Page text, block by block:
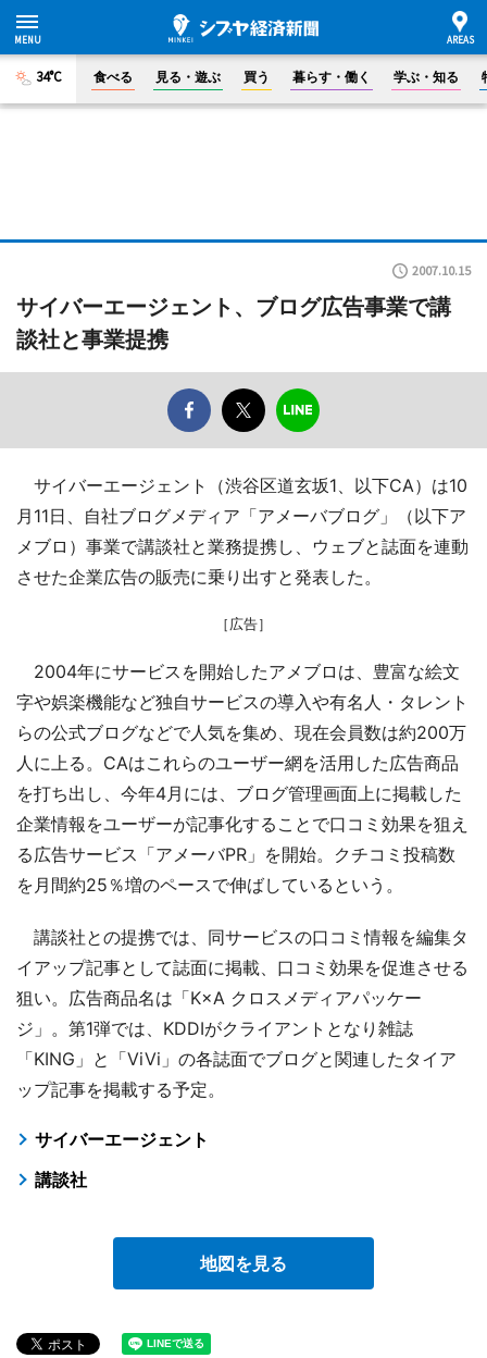
34°C 食べる 見る・遊ぶ 買う 暮らす・働く 学ぶ・知る
2007.10.15
サイバーエージェント、ブログ広告事業で講
談社と事業提携
サイバーエージェント（渋谷区道玄坂1、以下CA）は10
月11日、自社ブログメディア「アメーバブログ」（以下ア
メブロ）事業で講談社と業務提携し、ウェブと誌面を連動
させた企業広告の販売に乗り出すと発表した。
［広告］
2004年にサービスを開始したアメブロは、豊富な絵文
字や娯楽機能など独自サービスの導入や有名人・タレント
らの公式ブログなどで人気を集め、現在会員数は約200万
人に上る。CAはこれらのユーザー網を活用した広告商品
を打ち出し、今年4月には、ブログ管理画面上に掲載した
企業情報をユーザーが記事化することで口コミ効果を狙え
る広告サービス「アメーバPR」を開始。クチコミ投稿数
を月間約25％増のペースで伸ばしているという。
講談社との提携では、同サービスの口コミ情報を編集タ
イアップ記事として誌面に掲載、口コミ効果を促進させる
狙い。広告商品名は「K×A クロスメディアパッケー
ジ」。第1弾では、KDDIがクライアントとなり雑誌
「KING」と「ViVi」の各誌面でブログと関連したタイア
ップ記事を掲載する予定。
サイバーエージェント
講談社
地図を見る